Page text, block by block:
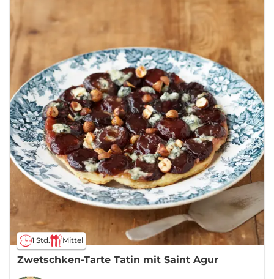
1 Std. Mittel
Zwetschken-Tarte Tatin mit Saint Agur